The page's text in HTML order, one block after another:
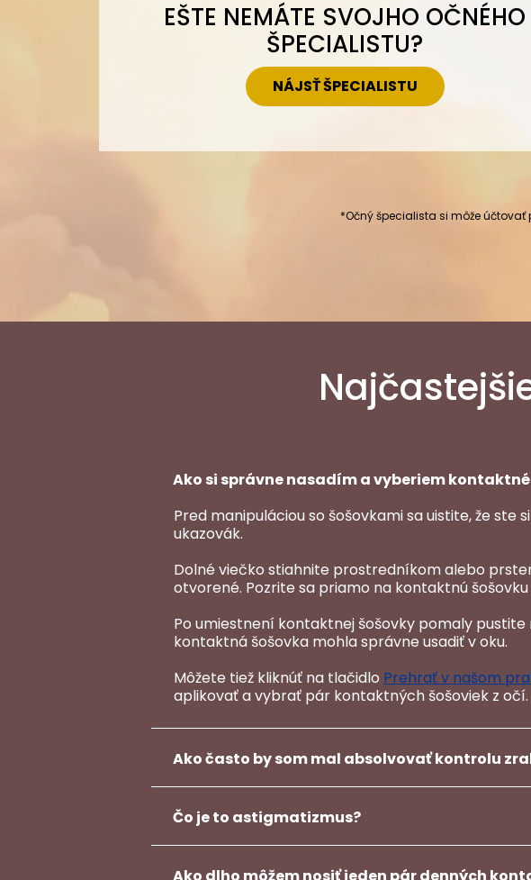
EŠTE NEMÁTE SVOJHO OČNÉHO
ŠPECIALISTU?
NÁJSŤ ŠPECIALISTU
*Očný špecialista si môže účtovať
Ako si správne nasadím a vyberiem
Pred manipuláciou so šošovkami sa uistite, že ste
ukazovák.
Dolné viečko stiahnite prostredníkom alebo
otvorené. Pozrite sa priamo na kontaktnú
Po umiestnení kontaktnej šošovky pomaly
kontaktná šošovka mohla správne usadiť v oku.
Môžete tiež kliknúť na tlačidlo Prehrať v našom
aplikovať a vybrať pár kontaktných šošoviek z očí.
Ako často by som mal absolvovať kontrolu
Čo je to astigmatizmus?